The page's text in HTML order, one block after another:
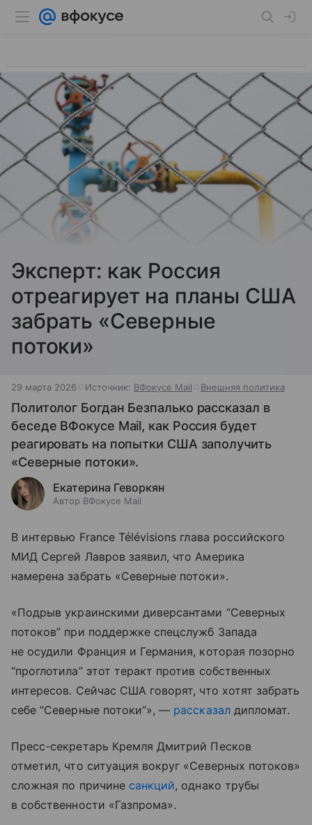
Эксперт: как Россия
отреагирует на планы США
забрать «Северные
потоки»
29 марта 2026 Источник: ВФокусе Mail Внешняя политика
Политолог Богдан Безпалько рассказал в
беседе ВФокусе Mail, как Россия будет
реагировать на попытки США заполучить
«Северные потоки».
Екатерина Геворкян
Автор ВФокусе Mail
В интервью France Télévisions глава российского
МИД Сергей Лавров заявил, что Америка
намерена забрать «Северные потоки».
«Подрыв украинскими диверсантами “Северных
потоков” при поддержке спецслужб Запада
не осудили Франция и Германия, которая позорно
“проглотила” этот теракт против собственных
интересов. Сейчас США говорят, что хотят забрать
себе “Северные потоки”», — рассказалдипломат.
Пресс-секретарь Кремля Дмитрий Песков
отметил, что ситуация вокруг «Северных потоков»
сложная по причине санкций, однако трубы
в собственности «Газпрома».